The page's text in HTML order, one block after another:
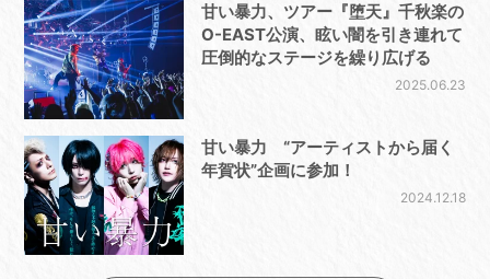
甘い暴力、ツアー『堕天』千秋楽の
O-EAST公演、眩い闇を引き連れて
圧倒的なステージを繰り広げる
2025.06.23
甘い暴力 “アーティストから届く
年賀状”企画に参加！
2024.12.18